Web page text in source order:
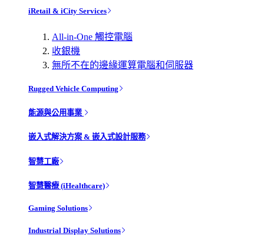
iRetail & iCity Services
All-in-One 觸控電腦
收銀機
無所不在的邊緣運算電腦和伺服器
Rugged Vehicle Computing
能源與公用事業
嵌入式解決方案 & 嵌入式設計服務
智慧工廠
智慧醫療 (iHealthcare)
Gaming Solutions
Industrial Display Solutions